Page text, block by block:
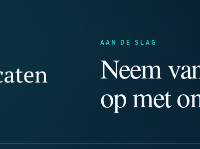
AAN DE SLAG
Neem
op met